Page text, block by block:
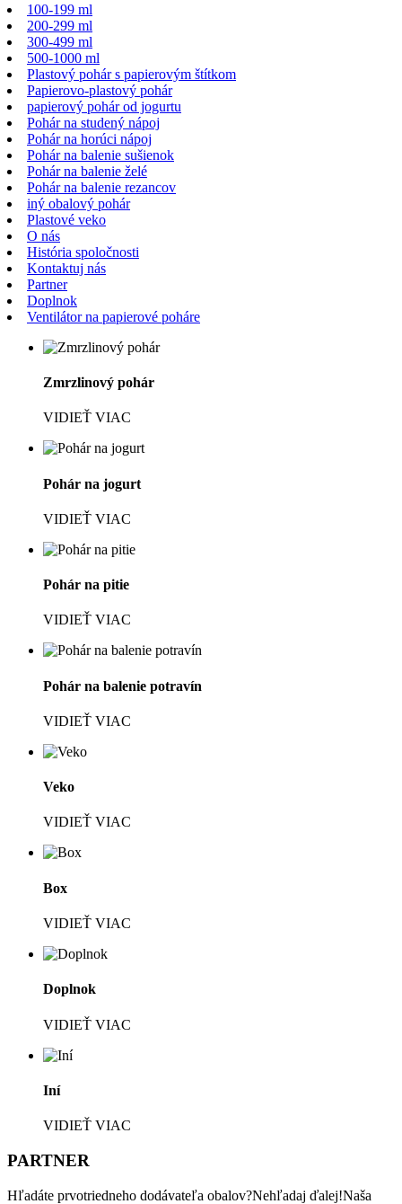
100-199 ml
200-299 ml
300-499 ml
500-1000 ml
Plastový pohár s papierovým štítkom
Papierovo-plastový pohár
papierový pohár od jogurtu
Pohár na studený nápoj
Pohár na horúci nápoj
Pohár na balenie sušienok
Pohár na balenie želé
Pohár na balenie rezancov
iný obalový pohár
Plastové veko
O nás
História spoločnosti
Kontaktuj nás
Partner
Doplnok
Ventilátor na papierové poháre
Zmrzlinový pohár
VIDIEŤ VIAC
Pohár na jogurt
VIDIEŤ VIAC
Pohár na pitie
VIDIEŤ VIAC
Pohár na balenie potravín
VIDIEŤ VIAC
Veko
VIDIEŤ VIAC
Box
VIDIEŤ VIAC
Doplnok
VIDIEŤ VIAC
Iní
VIDIEŤ VIAC
PARTNER
Hľadáte prvotriedneho dodávateľa obalov?Nehľadaj ďalej!Naša